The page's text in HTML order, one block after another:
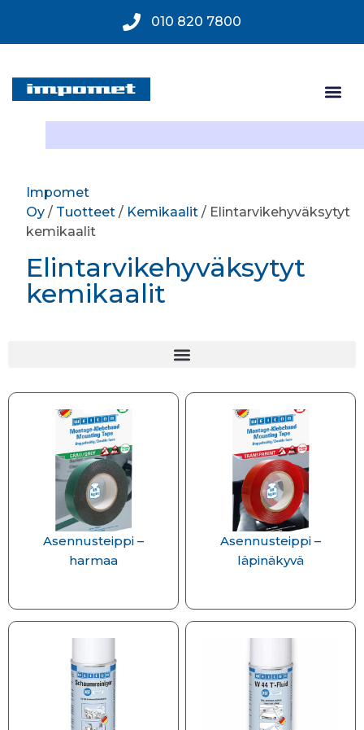
010 820 7800
Impomet
Oy / Tuotteet / Kemikaalit / Elintarvikehyväksytyt
kemikaalit
Elintarvikehyväksytyt
kemikaalit
Asennusteippi –
harmaa
Asennusteippi –
läpinäkyvä